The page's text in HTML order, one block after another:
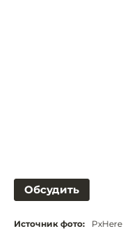
Обсудить
Источник фото: PxHere